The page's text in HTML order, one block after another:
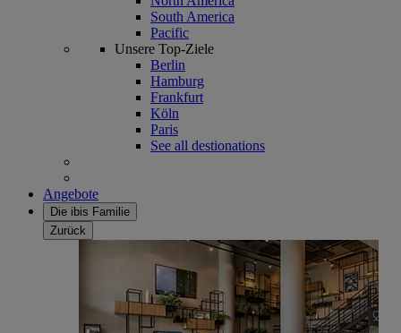
South America
Pacific
Unsere Top-Ziele
Berlin
Hamburg
Frankfurt
Köln
Paris
See all destionations
Angebote
Die ibis Familie
Zurück